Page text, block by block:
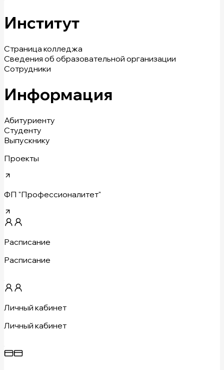
Институт
Страница колледжа
Сведения об образовательной организации
Сотрудники
Информация
Абитуриенту
Студенту
Выпускнику
Проекты
ФП "Профессионалитет"
Расписание
Расписание
Личный кабинет
Личный кабинет